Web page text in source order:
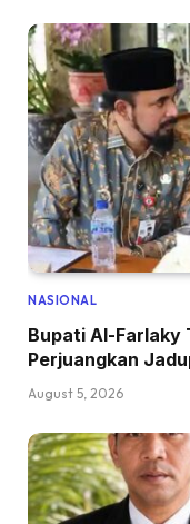
NASIONAL
Bupati Al-Farlaky
Perjuangkan
August 5, 2026